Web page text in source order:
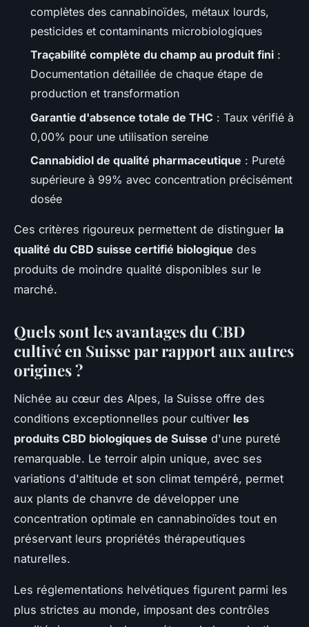
complètes des cannabinoïdes, métaux lourds,
pesticides et contaminants microbiologiques
Traçabilité complète du champ au produit fini :
Documentation détaillée de chaque étape de
production et transformation
Garantie d'absence totale de THC : Taux vérifié à
0,00% pour une utilisation sereine
Cannabidiol de qualité pharmaceutique : Pureté
supérieure à 99% avec concentration précisément
dosée
Ces critères rigoureux permettent de distinguer la
qualité du CBD suisse certifié biologique des
produits de moindre qualité disponibles sur le
marché.
Quels sont les avantages du CBD
cultivé en Suisse par rapport aux autres
origines ?
Nichée au cœur des Alpes, la Suisse offre des
conditions exceptionnelles pour cultiver les
produits CBD biologiques de Suisse d'une pureté
remarquable. Le terroir alpin unique, avec ses
variations d'altitude et son climat tempéré, permet
aux plants de chanvre de développer une
concentration optimale en cannabinoïdes tout en
préservant leurs propriétés thérapeutiques
naturelles.
Les réglementations helvétiques figurent parmi les
plus strictes au monde, imposant des contrôles